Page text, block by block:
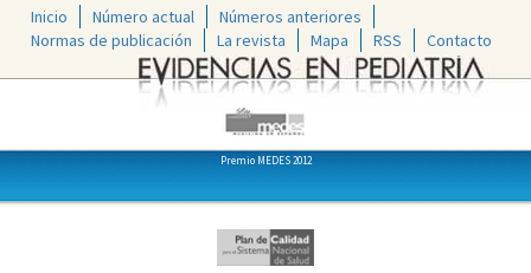
Inicio Número actual
Números anteriores
Normas de publicación
La revista Mapa RSS Contacto
Premio MEDES 2012